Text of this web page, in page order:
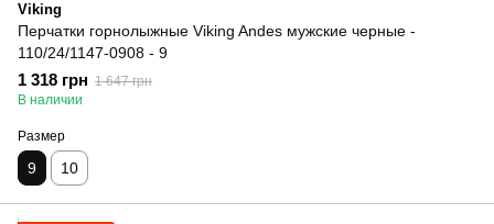
Viking
Перчатки горнолыжные Viking Andes мужские черные -
110/24/1147-0908 - 9
1 318 грн 1 647 грн
В наличии
Размер
9 10